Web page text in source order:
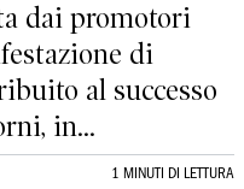
dai promotori
di
al successo
in...
1 MINUTI DI LETTURA